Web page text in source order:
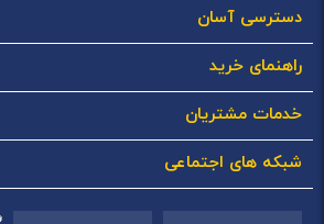
دسترسی آسان
راهنمای خرید
خدمات مشتریان
شبکه های اجتماعی